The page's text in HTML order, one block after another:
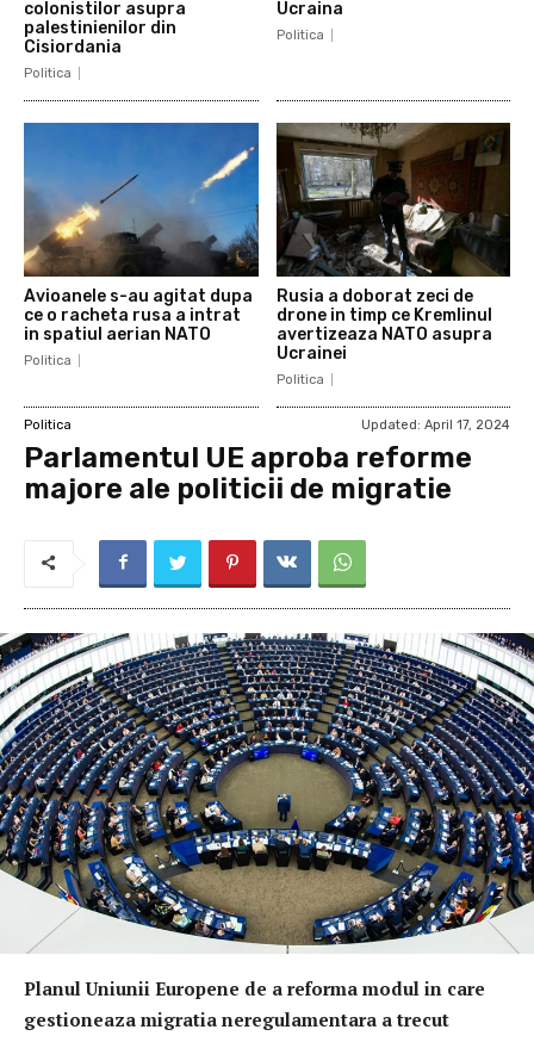
colonistilor asupra
palestinienilor din
Cisiordania
Politica
Ucraina
Politica
Avioanele s-au agitat dupa
ce o racheta rusa a intrat
in spatiul aerian NATO
Politica
Rusia a doborat zeci de
drone in timp ce Kremlinul
avertizeaza NATO asupra
Ucrainei
Politica